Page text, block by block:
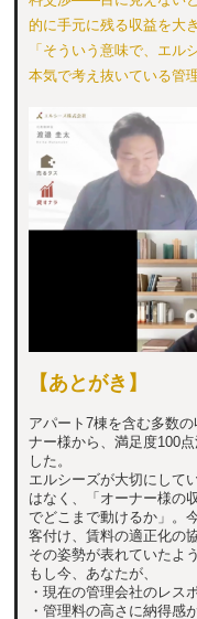
的に手元に残る収益を大
「そういう意味で、エル
本気で考え抜いている管
【あとがき】
アパート7棟を含む多数
ナー様から、満足度100
した。
エルシーズが大切にして
はなく、「オーナー様の
でどこまで動けるか」。
客付け、賃料の適正化の
その姿勢が表れていたよ
もし今、あなたが、
・現在の管理会社のレス
・管理料の高さに納得感